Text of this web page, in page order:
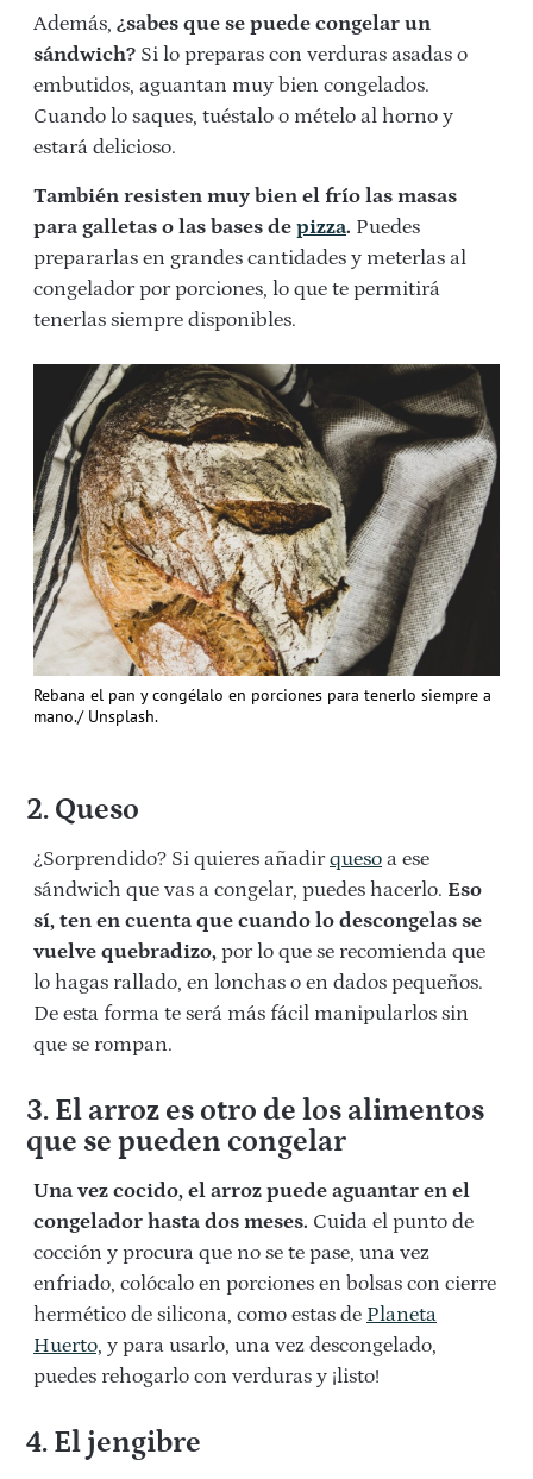
Además, ¿sabes que se puede congelar un
sándwich? Si lo preparas con verduras asadas o
embutidos, aguantan muy bien congelados.
Cuando lo saques, tuéstalo o mételo al horno y
estará delicioso.
También resisten muy bien el frío las masas
para galletas o las bases de pizza. Puedes
prepararlas en grandes cantidades y meterlas al
congelador por porciones, lo que te permitirá
tenerlas siempre disponibles.
Rebana el pan y congélalo en porciones para tenerlo siempre a
mano./ Unsplash.
2. Queso
¿Sorprendido? Si quieres añadirqueso a ese
sándwich que vas a congelar, puedes hacerlo. Eso
sí, ten en cuenta que cuando lo descongelas se
vuelve quebradizo, por lo que se recomienda que
lo hagas rallado, en lonchas o en dados pequeños.
De esta forma te será más fácil manipularlos sin
que se rompan.
3. El arroz es otro de los alimentos
que se pueden congelar
Una vez cocido, el arroz puede aguantar en el
congelador hasta dos meses. Cuida el punto de
cocción y procura que no se te pase, una vez
enfriado, colócalo en porciones en bolsas con cierre
hermético de silicona, como estas de Planeta
Huerto, y para usarlo, una vez descongelado,
puedes rehogarlo con verduras y ¡listo!
4. El jengibre